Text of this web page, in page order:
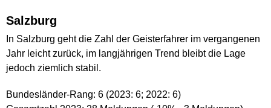
Salzburg
In Salzburg geht die Zahl der Geisterfahrer im vergangenen
Jahr leicht zurück, im langjährigen Trend bleibt die Lage
jedoch ziemlich stabil.
Bundesländer-Rang: 6 (2023: 6; 2022: 6)